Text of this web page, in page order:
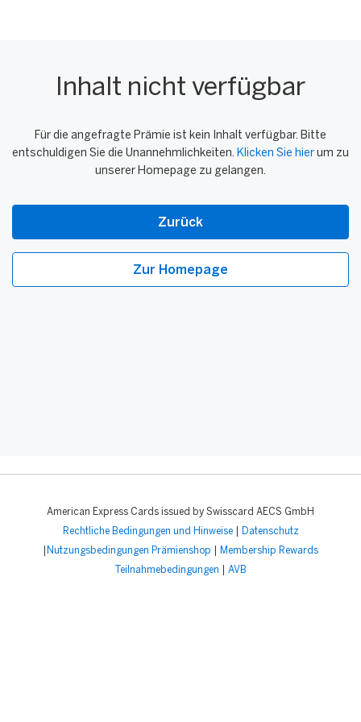
Inhalt nicht verfügbar
Für die angefragte Prämie ist kein Inhalt verfügbar. Bitte
entschuldigen Sie die Unannehmlichkeiten. Klicken Sie hier um zu
unserer Homepage zu gelangen.
Zurück
Zur Homepage
American Express Cards issued by Swisscard AECS GmbH
Rechtliche Bedingungen und Hinweise| Datenschutz
Nutzungsbedingungen Prämienshop Membership Rewards
Teilnahmebedingungen AVB